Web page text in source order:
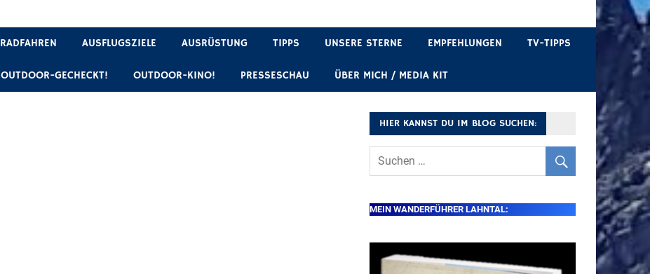
RADFAHREN AUSFLUGSZIELE AUSRÜSTUNG TIPPS UNSERE STERNE EMPFEHLUNGEN TV-TIPPS
OUTDOOR-GECHECKT! OUTDOOR-KINO! PRESSESCHAU ÜBER MICH / MEDIA KIT
HIER KANNST DU IM BLOG SUCHEN:
MEIN WANDERFÜHRER LAHNTAL: